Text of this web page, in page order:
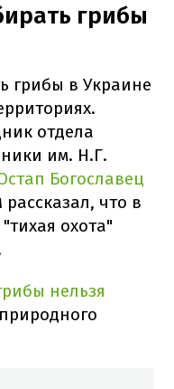
грибы
грибы в Украине
отдела
им. Н.Г.
Богославец
рассказал, что в
охота"
нельзя